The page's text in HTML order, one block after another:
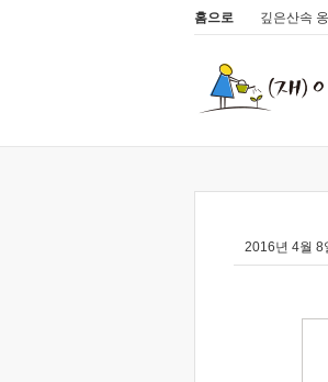
홈으로 깊은산속
2016년 4월 8